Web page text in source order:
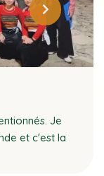
Je
et c'est la